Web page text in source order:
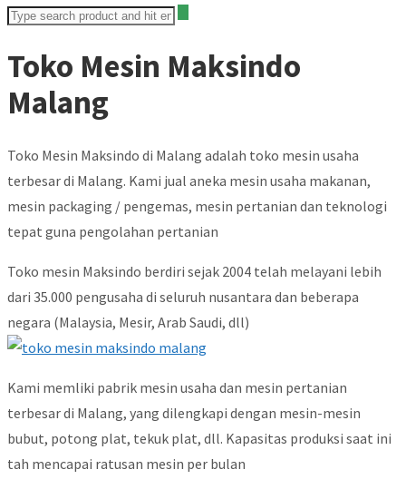
Toko Mesin Maksindo
Malang
Toko Mesin Maksindo di Malang adalah toko mesin usaha
terbesar di Malang. Kami jual aneka mesin usaha makanan,
mesin packaging / pengemas, mesin pertanian dan teknologi
tepat guna pengolahan pertanian
Toko mesin Maksindo berdiri sejak 2004 telah melayani lebih
dari 35.000 pengusaha di seluruh nusantara dan beberapa
negara (Malaysia, Mesir, Arab Saudi, dll)
Kami memliki pabrik mesin usaha dan mesin pertanian
terbesar di Malang, yang dilengkapi dengan mesin-mesin
bubut, potong plat, tekuk plat, dll. Kapasitas produksi saat ini
tah mencapai ratusan mesin per bulan